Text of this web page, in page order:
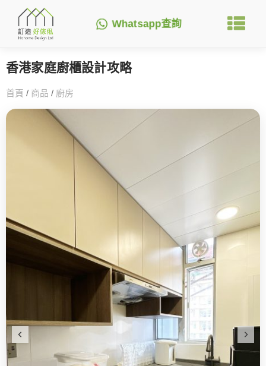
Whatsapp查詢
香港家庭廚櫃設計攻略
首頁 / 商品 / 廚房